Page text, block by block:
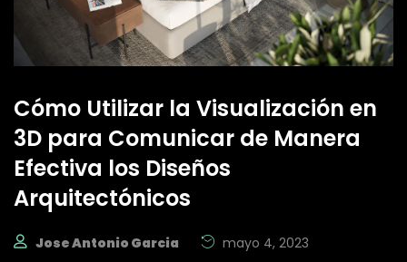
Cómo Utilizar la Visualización en
3D para Comunicar de Manera
Efectiva los Diseños
Arquitectónicos
Jose Antonio Garcia mayo 4, 2023